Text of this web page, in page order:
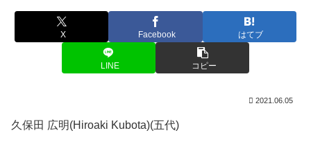
X Facebook はてブ
LINE コピー
2021.06.05
久保田 広明(Hiroaki Kubota)(五代)